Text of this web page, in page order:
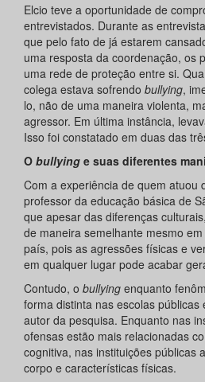
Elcio teve a oportunidade de
entrevistados. Durante as
que pelo fato de já estarem
uma resposta da coordenação, os
uma rede de proteção entre si.
colega estava sofrendo bullying,
lo, não de uma maneira violenta,
agressor. Em última instância,
Isso foi constatado em duas das
O bullying e suas diferentes
Com a experiência de quem atuou
professor da educação básica de
que apesar das diferenças
de maneira semelhante mesmo
país, pois as agressões físicas e
em qualquer lugar pode acabar
Contudo, o bullying enquanto
forma distinta nas escolas públicas
autor da pesquisa. Enquanto nas
ofensas estão mais relacionadas
cognitiva, nas instituições públicas
corpo e características físicas.